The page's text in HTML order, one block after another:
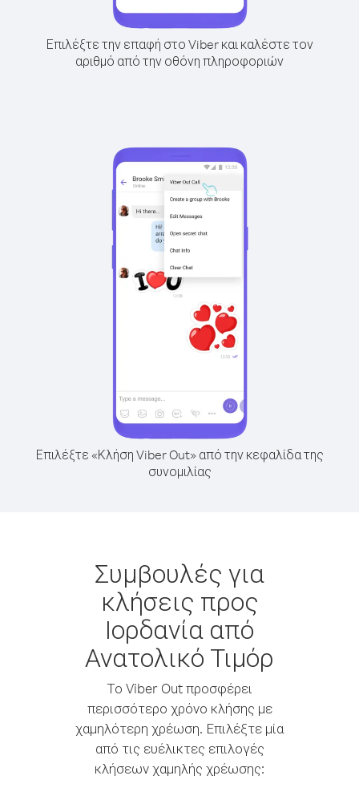
Επιλέξτε την επαφή στο Viber και καλέστε τον
αριθμό από την οθόνη πληροφοριών
Επιλέξτε «Κλήση Viber Out» από την κεφαλίδα της
συνομιλίας
Συμβουλές για
κλήσεις προς
Ιορδανία από
Ανατολικό Τιμόρ
Το Viber Out προσφέρει
περισσότερο χρόνο κλήσης με
χαμηλότερη χρέωση. Επιλέξτε μία
από τις ευέλικτες επιλογές
κλήσεων χαμηλής χρέωσης: